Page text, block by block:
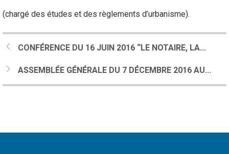
(chargé des études et des règlements d’urbanisme).
CONFÉRENCE DU 16 JUIN 2016 “LE NOTAIRE, LA...
ASSEMBLÉE GÉNÉRALE DU 7 DÉCEMBRE 2016 AU...